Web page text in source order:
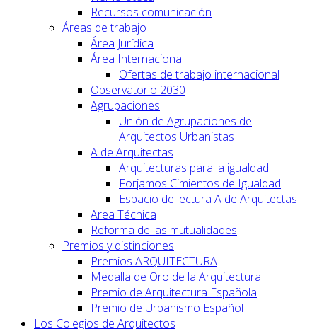
Recursos comunicación
Áreas de trabajo
Área Jurídica
Área Internacional
Ofertas de trabajo internacional
Observatorio 2030
Agrupaciones
Unión de Agrupaciones de
Arquitectos Urbanistas
A de Arquitectas
Arquitecturas para la igualdad
Forjamos Cimientos de Igualdad
Espacio de lectura A de Arquitectas
Area Técnica
Reforma de las mutualidades
Premios y distinciones
Premios ARQUITECTURA
Medalla de Oro de la Arquitectura
Premio de Arquitectura Española
Premio de Urbanismo Español
Los Colegios de Arquitectos